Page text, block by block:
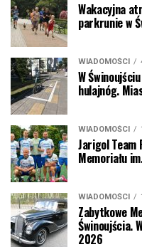
Wakacyjna
parkrunie w
WIADOMOŚCI
W
hulajnóg.
WIADOMOŚCI
Jarigol Team
Memoriału
WIADOMOŚCI
Zabytkowe
Świnoujścia.
2026